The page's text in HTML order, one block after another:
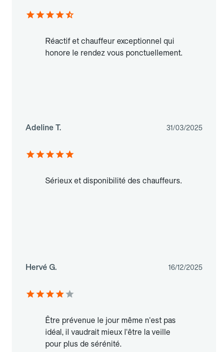
Réactif et chauffeur exceptionnel qui
honore le rendez vous ponctuellement.
Adeline T. 31/03/2025
Sérieux et disponibilité des chauffeurs.
Hervé G. 16/12/2025
Être prévenue le jour même n'est pas
idéal, il vaudrait mieux l'être la veille
pour plus de sérénité.